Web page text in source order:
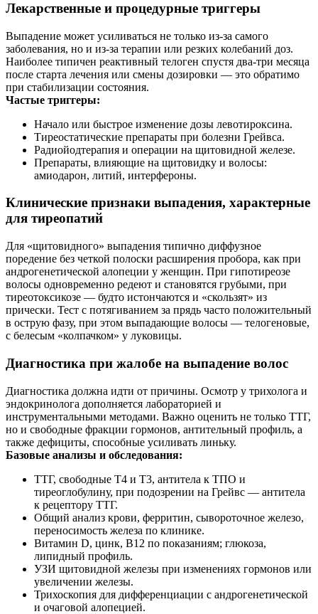
Лекарственные и процедурные триггеры
Выпадение может усиливаться не только из‑за самого
заболевания, но и из‑за терапии или резких колебаний доз.
Наиболее типичен реактивный телоген спустя два-три месяца
после старта лечения или смены дозировки — это обратимо
при стабилизации состояния.
Частые триггеры:
Начало или быстрое изменение дозы левотироксина.
Тиреостатические препараты при болезни Грейвса.
Радиойодтерапия и операции на щитовидной железе.
Препараты, влияющие на щитовидку и волосы:
амиодарон, литий, интерфероны.
Клинические признаки выпадения, характерные
для тиреопатий
Для «щитовидного» выпадения типично диффузное
поредение без четкой полоски расширения пробора, как при
андрогенетической алопеции у женщин. При гипотиреозе
волосы одновременно редеют и становятся грубыми, при
тиреотоксикозе — будто истончаются и «скользят» из
прически. Тест с потягиванием за прядь часто положительный
в острую фазу, при этом выпадающие волосы — телогеновые,
с белесым «колпачком» у луковицы.
Диагностика при жалобе на выпадение волос
Диагностика должна идти от причины. Осмотр у трихолога и
эндокринолога дополняется лабораторией и
инструментальными методами. Важно оценить не только ТТГ,
но и свободные фракции гормонов, антительный профиль, а
также дефициты, способные усиливать линьку.
Базовые анализы и обследования:
ТТГ, свободные Т4 и Т3, антитела к ТПО и
тиреоглобулину, при подозрении на Грейвс — антитела
к рецептору ТТГ.
Общий анализ крови, ферритин, сывороточное железо,
переносимость железа по клинике.
Витамин D, цинк, B12 по показаниям; глюкоза,
липидный профиль.
УЗИ щитовидной железы при изменениях гормонов или
увеличении железы.
Трихоскопия для дифференциации с андрогенетической
и очаговой алопецией.